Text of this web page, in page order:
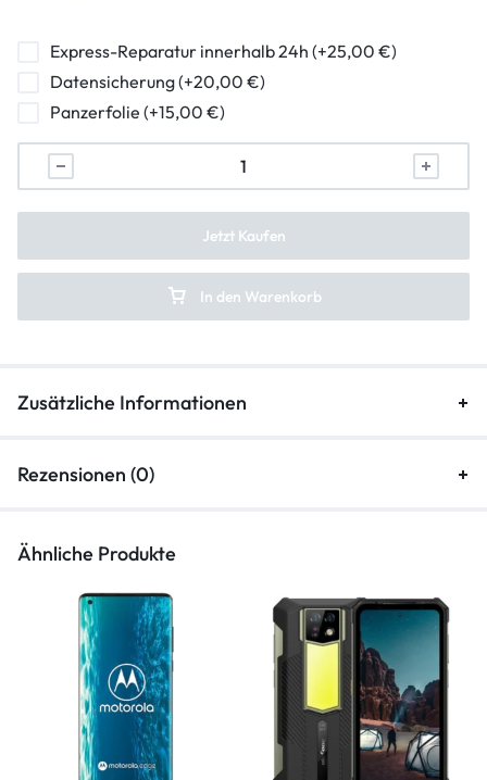
Powerbutton Reparatur
Ladebuchse Raparatur
Kopfhörerbuchse Reparatur
Lautsprecher Reparatur
Express-Reparatur innerhalb 24h (+25,00 €)
Datensicherung (+20,00 €)
Panzerfolie (+15,00 €)
In den Warenkorb
Jetzt Kaufen
Zusätzliche Informationen
Rezensionen (0)
Ähnliche Produkte